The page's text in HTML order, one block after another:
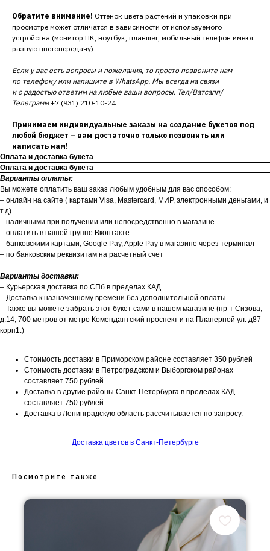
Обратите внимание! Оттенок цвета растений и упаковки при
просмотре может отличатся в зависимости от используемого
устройства (монитор ПК, ноутбук, планшет, мобильный телефон имеют
разную цветопередачу)
Если у вас есть вопросы и пожелания, то просто позвоните нам
по телефону или напишите в WhatsApp. Мы всегда на связи
и с радостью ответим на любые ваши вопросы. Тел/Ватсапп/
Телеграмм+7 (931) 210-10-24
Принимаем индивидуальные заказы на создание букетов под
любой бюджет – вам достаточно только позвонить или
написать нам!
Оплата и доставка букета
Оплата и доставка букета
Варианты оплаты:
Вы можете оплатить ваш заказ любым удобным для вас способом:
– онлайн на сайте ( картами Visa, Mastercard, МИР, электронными деньгами, и
т.д)
– наличными при получении или непосредственно в магазине
– оплатить в нашей группе Вконтакте
– банковскими картами, Google Pay, Apple Pay в магазине через терминал
– по банковским реквизитам на расчетный счет
Варианты доставки:
– Курьерская доставка по СПб в пределах КАД.
– Доставка к назначенному времени без дополнительной оплаты.
– Также вы можете забрать этот букет сами в нашем магазине (пр-т Сизова,
д.14, 700 метров от метро Комендантский проспект и на Планерной ул. д87
корп1.)
Стоимость доставки в Приморском районе составляет 350 рублей
Стоимость доставки в Петроградском и Выборгском районах
составляет 750 рублей
Доставка в другие районы Санкт-Петербурга в пределах КАД
составляет 750 рублей
Доставка в Ленинградскую область рассчитывается по запросу.
Доставка цветов в Санкт-Петербурге
Посмотрите также